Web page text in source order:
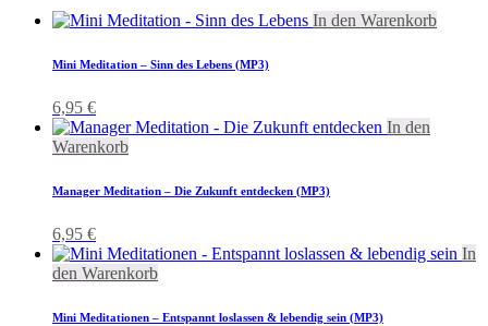
In den Warenkorb
Mini Meditation – Sinn des Lebens (MP3)
6,95 €
In den
Warenkorb
Manager Meditation – Die Zukunft entdecken (MP3)
6,95 €
In
den Warenkorb
Mini Meditationen – Entspannt loslassen & lebendig sein (MP3)